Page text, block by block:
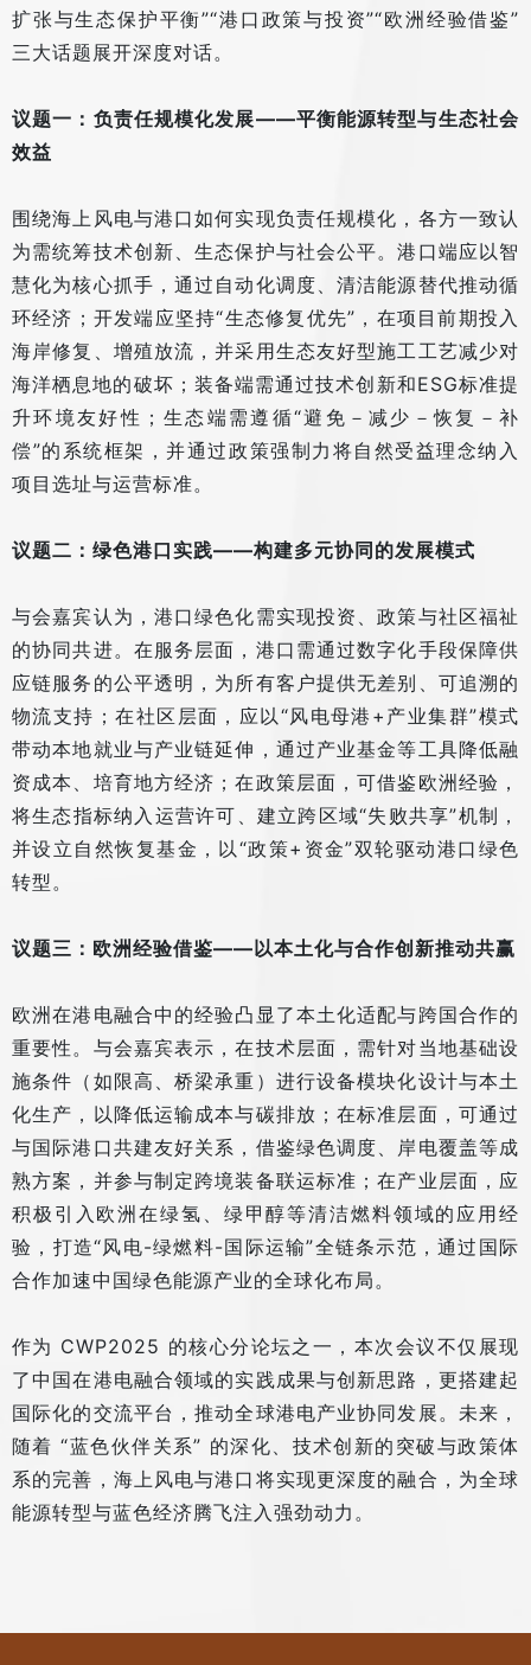
扩张与生态保护平衡”“港口政策与投资”“欧洲经验借鉴”
三大话题展开深度对话。
议题一：负责任规模化发展——平衡能源转型与生态社会
效益
围绕海上风电与港口如何实现负责任规模化，各方一致认
为需统筹技术创新、生态保护与社会公平。港口端应以智
慧化为核心抓手，通过自动化调度、清洁能源替代推动循
环经济；开发端应坚持“生态修复优先”，在项目前期投入
海岸修复、增殖放流，并采用生态友好型施工工艺减少对
海洋栖息地的破坏；装备端需通过技术创新和ESG标准提
升环境友好性；生态端需遵循“避免－减少－恢复－补
偿”的系统框架，并通过政策强制力将自然受益理念纳入
项目选址与运营标准。
议题二：绿色港口实践——构建多元协同的发展模式
与会嘉宾认为，港口绿色化需实现投资、政策与社区福祉
的协同共进。在服务层面，港口需通过数字化手段保障供
应链服务的公平透明，为所有客户提供无差别、可追溯的
物流支持；在社区层面，应以“风电母港+产业集群”模式
带动本地就业与产业链延伸，通过产业基金等工具降低融
资成本、培育地方经济；在政策层面，可借鉴欧洲经验，
将生态指标纳入运营许可、建立跨区域“失败共享”机制，
并设立自然恢复基金，以“政策+资金”双轮驱动港口绿色
转型。
议题三：欧洲经验借鉴——以本土化与合作创新推动共赢
欧洲在港电融合中的经验凸显了本土化适配与跨国合作的
重要性。与会嘉宾表示，在技术层面，需针对当地基础设
施条件（如限高、桥梁承重）进行设备模块化设计与本土
化生产，以降低运输成本与碳排放；在标准层面，可通过
与国际港口共建友好关系，借鉴绿色调度、岸电覆盖等成
熟方案，并参与制定跨境装备联运标准；在产业层面，应
积极引入欧洲在绿氢、绿甲醇等清洁燃料领域的应用经
验，打造“风电-绿燃料-国际运输”全链条示范，通过国际
合作加速中国绿色能源产业的全球化布局。
作为 CWP2025 的核心分论坛之一，本次会议不仅展现
了中国在港电融合领域的实践成果与创新思路，更搭建起
国际化的交流平台，推动全球港电产业协同发展。未来，
随着 “蓝色伙伴关系” 的深化、技术创新的突破与政策体
系的完善，海上风电与港口将实现更深度的融合，为全球
能源转型与蓝色经济腾飞注入强劲动力。